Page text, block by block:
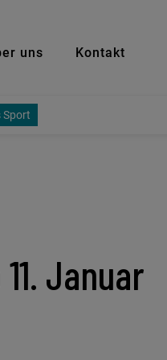
uns Kontakt
Sport
Januar